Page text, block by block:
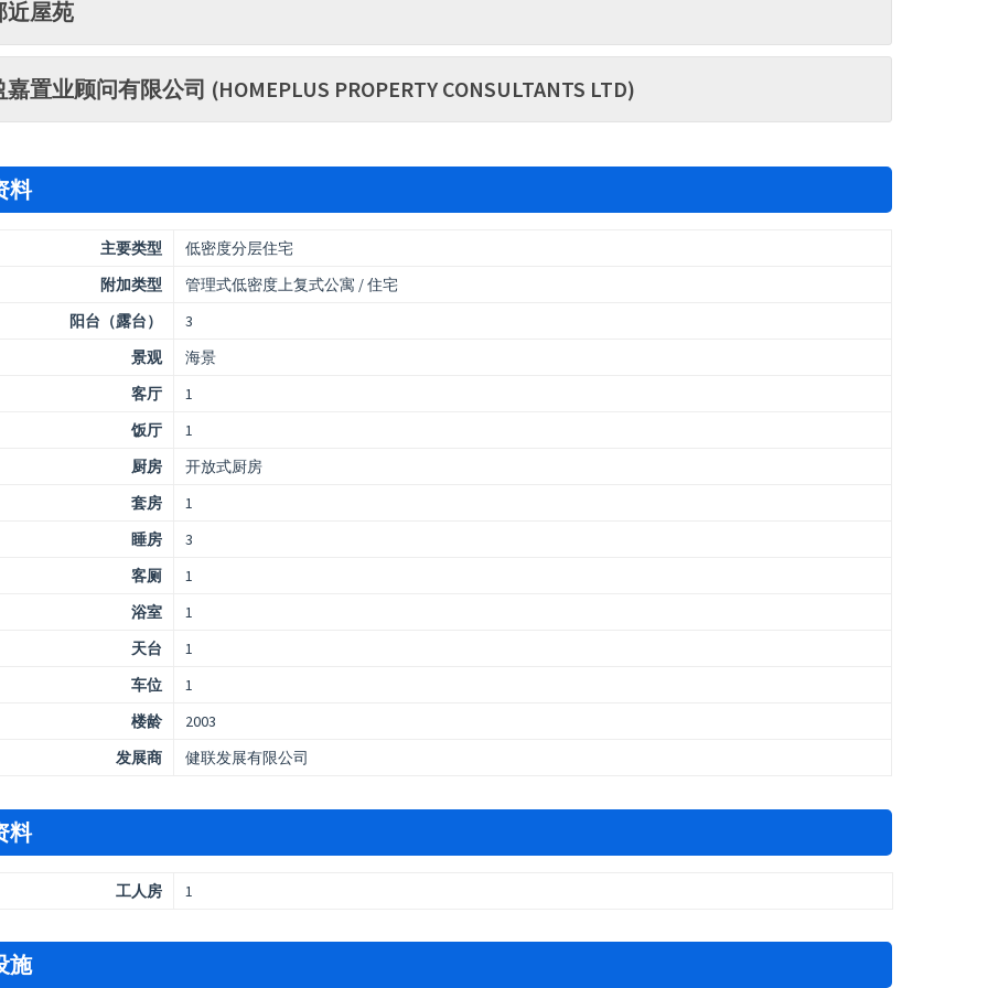
近屋苑
嘉置业顾问有限公司 (HOMEPLUS PROPERTY CONSULTANTS LTD)
料
主要类型
低密度分层住宅
附加类型
管理式低密度上复式公寓 / 住宅
阳台（露台）
3
景观
海景
客厅
1
饭厅
1
厨房
开放式厨房
套房
1
睡房
3
客厕
1
浴室
1
天台
1
车位
1
楼龄
2003
发展商
健联发展有限公司
料
工人房 1
施